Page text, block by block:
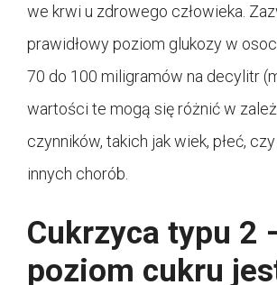
we krwi u zdrowego człowieka.
prawidłowy poziom glukozy w
70 do 100 miligramów na decylitr
wartości te mogą się różnić w
czynników, takich jak wiek, płeć,
innych chorób.
Cukrzyca typu 2
poziom cukru